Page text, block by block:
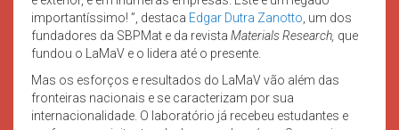
importantíssimo! ”, destaca Edgar Dutra Zanotto , um dos
fundadores da SBPMat e da revista Materials Research, que
fundou o LaMaV e o lidera até o presente.
Mas os esforços e resultados do LaMaV vão além das
fronteiras nacionais e se caracterizam por sua
internacionalidade. O laboratório já recebeu estudantes e